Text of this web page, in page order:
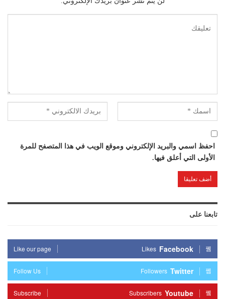
احفظ اسمي والبريد الإلكتروني وموقع الويب في هذا المتصفح للمرة
الأولى التي أعلق فيها.
تابعنا على
Facebook
Likes
Like our page
Twitter
Followers
Follow Us
Youtube
Subscribers
Subscribe